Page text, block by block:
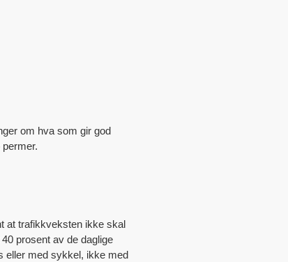
om hva som gir god
at trafikkveksten ikke skal
prosent av de daglige
eller med sykkel, ikke med